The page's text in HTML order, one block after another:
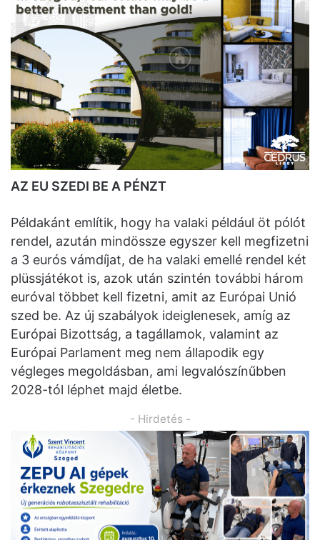
AZ EU SZEDI BE A PÉNZT
Példakánt említik, hogy ha valaki például öt pólót
rendel, azután mindössze egyszer kell megfizetni
a 3 eurós vámdíjat, de ha valaki emellé rendel két
plüssjátékot is, azok után szintén további három
euróval többet kell fizetni, amit az Európai Unió
szed be. Az új szabályok ideiglenesek, amíg az
Európai Bizottság, a tagállamok, valamint az
Európai Parlament meg nem állapodik egy
végleges megoldásban, ami legvalószínűbben
2028-tól léphet majd életbe.
- Hirdetés -